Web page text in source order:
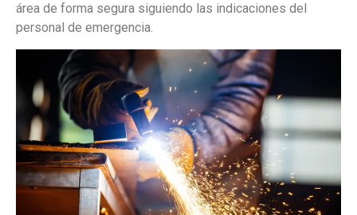
área de forma segura siguiendo las indicaciones del
personal de emergencia.